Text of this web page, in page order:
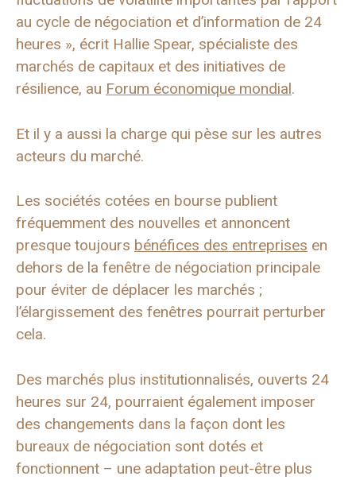
au cycle de négociation et d’information de 24
heures », écrit Hallie Spear, spécialiste des
marchés de capitaux et des initiatives de
résilience, au Forum économique mondial.
Et il y a aussi la charge qui pèse sur les autres
acteurs du marché.
Les sociétés cotées en bourse publient
fréquemment des nouvelles et annoncent
presque toujours bénéfices des entreprises en
dehors de la fenêtre de négociation principale
pour éviter de déplacer les marchés ;
l’élargissement des fenêtres pourrait perturber
cela.
Des marchés plus institutionnalisés, ouverts 24
heures sur 24, pourraient également imposer
des changements dans la façon dont les
bureaux de négociation sont dotés et
fonctionnent – ​​une adaptation peut-être plus